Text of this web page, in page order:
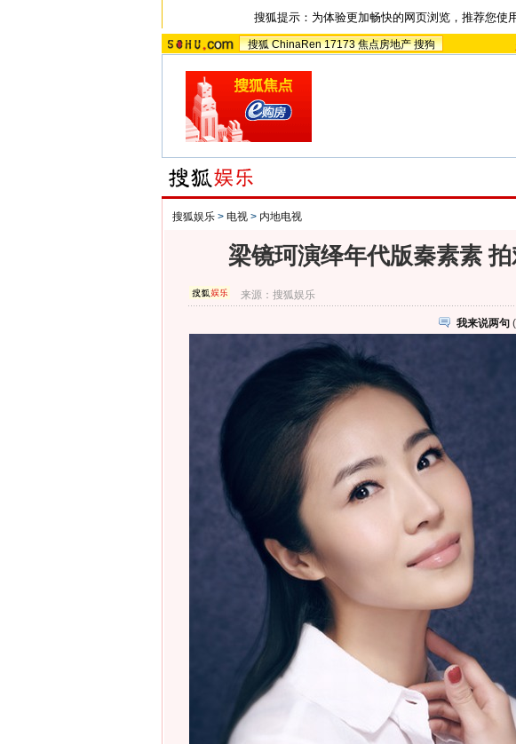
搜狐提示：为体验更加畅快的网页浏览，推荐您使
搜狐 ChinaRen 17173 焦点房地产 搜狗
搜狐娱乐 > 电视 > 内地电视
梁镜珂演绎年代版秦素素
来源：搜狐娱乐
我来说两句 (